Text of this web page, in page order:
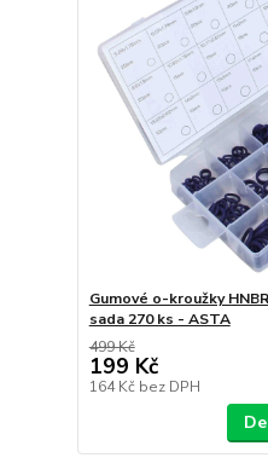
Gumové o-kroužky
sada 270 ks - ASTA
499 Kč
199 Kč
164 Kč bez DPH